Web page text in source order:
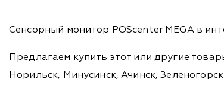
Сенсорный монитор POScenter MEGA в
Предлагаем купить этот или другие
Норильск, Минусинск, Ачинск,